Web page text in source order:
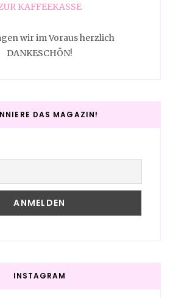
KAFFEEKASSE
wir im Voraus herzlich
DANKESCHÖN!
DAS MAGAZIN!
INSTAGRAM